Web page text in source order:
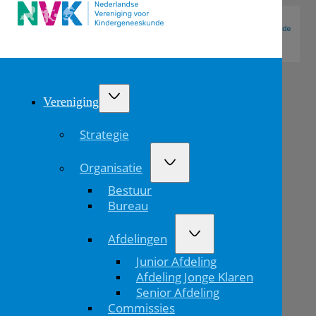
Vereniging
Strategie
Organisatie
Bestuur
Bureau
Afdelingen
Junior Afdeling
Afdeling Jonge Klaren
Senior Afdeling
Commissies
Waarnemend
WaarnemendPublicatiedatum
10-09-2025
Wat ga je doen?